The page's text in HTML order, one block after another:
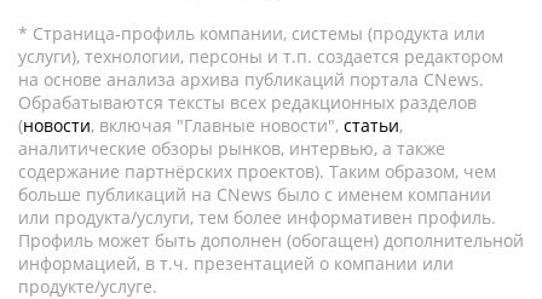
* Страница-профиль компании, системы (продукта или
услуги), технологии, персоны и т.п. создается редактором
на основе анализа архива публикаций портала CNews.
Обрабатываются тексты всех редакционных разделов
(новости, включая "Главные новости", статьи,
аналитические обзоры рынков, интервью, а также
содержание партнёрских проектов). Таким образом, чем
больше публикаций на CNews было с именем компании
или продукта/услуги, тем более информативен профиль.
Профиль может быть дополнен (обогащен) дополнительной
информацией, в т.ч. презентацией о компании или
продукте/услуге.